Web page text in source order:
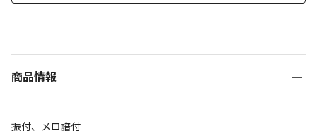
商品情報
振付、メロ譜付